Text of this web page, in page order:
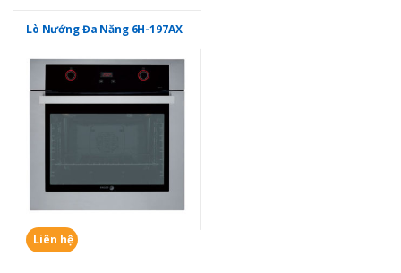
Lò Nướng Đa Năng 6H-197AX
Liên hệ